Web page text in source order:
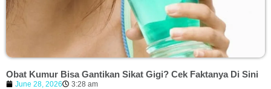
Obat Kumur Bisa Gantikan Sikat Gigi? Cek Faktanya Di Sini
June 28, 2026 3:28 am